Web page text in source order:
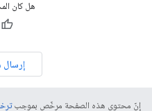
هل كان
إنّ محتوى هذه الصفحة مرخّص بموجب